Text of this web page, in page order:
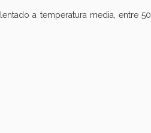
a temperatura media, entre